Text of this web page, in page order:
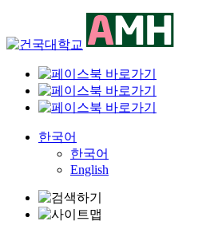
content
한국어
한국어
English